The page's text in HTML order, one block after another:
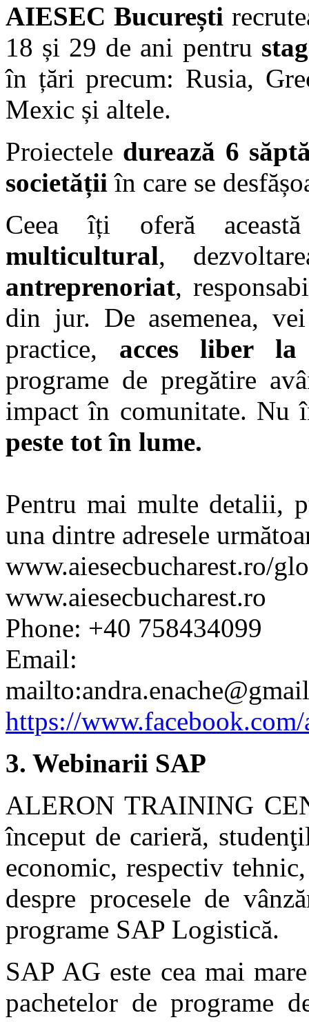
AIESEC București
18 și 29 de ani pentru
în țări precum: Rusia,
Mexic și altele.
Proiectele durează 6
societății în care se
Ceea îți oferă
multicultural,
antreprenoriat,
din jur. De asemenea,
practice, acces liber la
programe de pregătire
impact în comunitate.
peste tot în lume.
Pentru mai multe detalii,
una dintre adresele
www.aiesecbucharest.ro/
www.aiesecbucharest.ro
Phone: +40 758434099
Email:
https://www.facebook.com/
3. Webinarii SAP
ALERON TRAINING
început de carieră,
economic, respectiv
despre procesele de
programe SAP Logistică.
SAP AG este cea mai
pachetelor de programe